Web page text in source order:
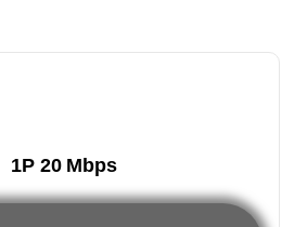
1P 20 Mbps